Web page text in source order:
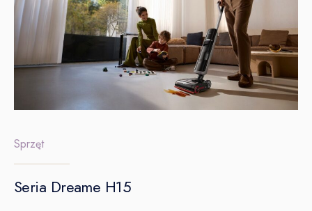
Sprzęt
Seria Dreame H15